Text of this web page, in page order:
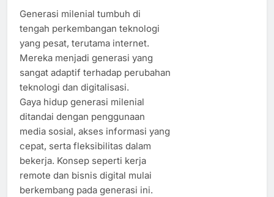
Generasi milenial tumbuh di
tengah perkembangan teknologi
yang pesat, terutama internet.
Mereka menjadi generasi yang
sangat adaptif terhadap perubahan
teknologi dan digitalisasi.
Gaya hidup generasi milenial
ditandai dengan penggunaan
media sosial, akses informasi yang
cepat, serta fleksibilitas dalam
bekerja. Konsep seperti kerja
remote dan bisnis digital mulai
berkembang pada generasi ini.